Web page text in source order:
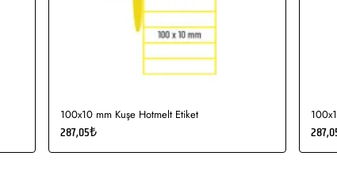
100x10 mm Kuşe Hotmelt Etiket
287,05₺